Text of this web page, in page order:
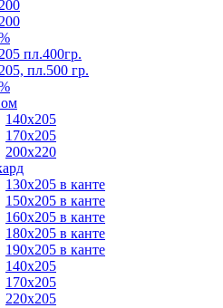
пл.400гр.
пл.500 гр.
140х205
170х205
200х220
130х205 в канте
150х205 в канте
160х205 в канте
180х205 в канте
190х205 в канте
140х205
170х205
220х205